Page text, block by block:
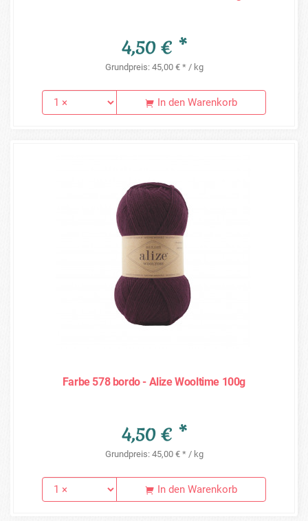
4,50 € *
Grundpreis: 45,00 € * / kg
In den Warenkorb
Farbe 578 bordo - Alize Wooltime 100g
4,50 € *
Grundpreis: 45,00 € * / kg
In den Warenkorb